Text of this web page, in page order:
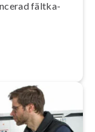
fält­ka­